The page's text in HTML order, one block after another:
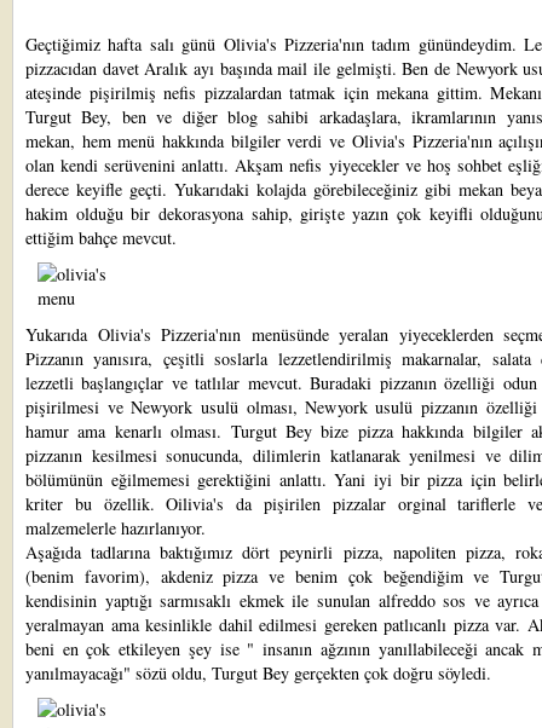
Geçtiğimiz hafta salı günü Olivia's Pizzeria'nıntadım günündeydim.
pizzacıdan davet Aralık ayı başında mail ile gelmişti. Ben de Newyork
ateşinde pişirilmiş nefis pizzalardan tatmak için mekana gittim.
Turgut Bey, ben ve diğer blog sahibi arkadaşlara, ikramlarının
mekan, hem menü hakkında bilgiler verdi ve Olivia's Pizzeria'nın
olan kendi serüvenini anlattı. Akşam nefis yiyecekler ve hoş sohbet
derece keyifle geçti. Yukarıdaki kolajda görebileceğiniz gibi mekan
hakim olduğu bir dekorasyona sahip, girişte yazın çok keyifli
ettiğim bahçe mevcut.
Yukarıda Olivia's Pizzeria'nın menüsünde yeralan yiyeceklerden
Pizzanın yanısıra, çeşitli soslarla lezzetlendirilmiş makarnalar, salata
lezzetli başlangıçlar ve tatlılar mevcut. Buradaki pizzanın özelliği odun
pişirilmesi ve Newyork usulü olması, Newyork usulü pizzanın
hamur ama kenarlı olması. Turgut Bey bize pizza hakkında bilgiler
pizzanın kesilmesi sonucunda, dilimlerin katlanarak yenilmesi ve
bölümünün eğilmemesi gerektiğini anlattı. Yani iyi bir pizza için
kriter bu özellik. Oilivia's da pişirilen pizzalar orginal tariflerle
malzemelerle hazırlanıyor.
Aşağıda tadlarına baktığımız dört peynirli pizza, napoliten pizza,
(benim favorim), akdeniz pizza ve benim çok beğendiğim ve
kendisinin yaptığı sarmısaklı ekmek ile sunulan alfreddo sos ve
yeralmayan ama kesinlikle dahil edilmesi gereken patlıcanlı pizza var.
beni en çok etkileyen şey ise " insanın ağzının yanıllabileceği ancak
yanılmayacağı" sözü oldu, Turgut Bey gerçekten çok doğru söyledi.